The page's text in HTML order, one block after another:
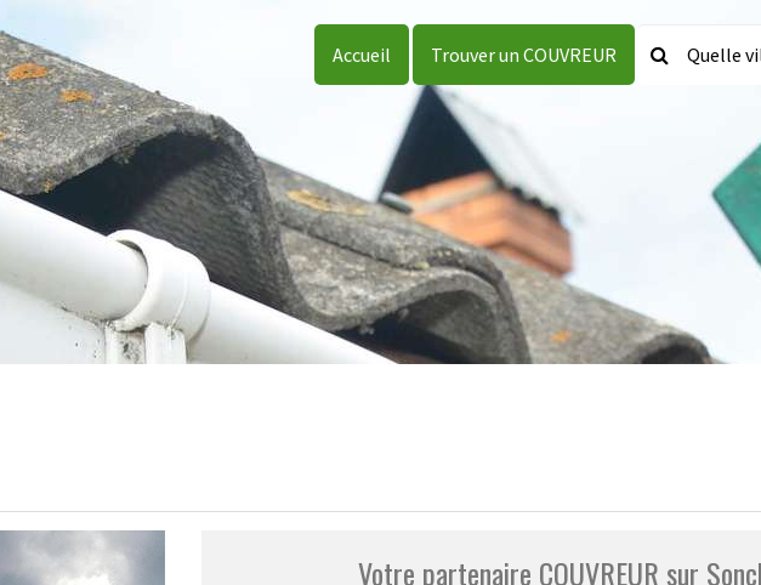
Accueil Trouver un COUVREUR
Votre partenaire COUVREUR sur